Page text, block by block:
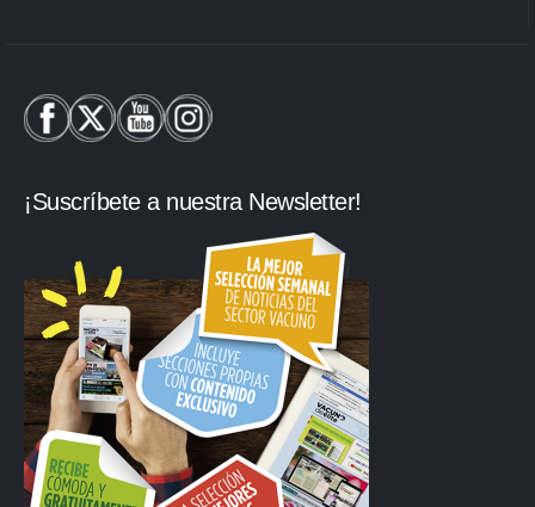
¡Suscríbete a nuestra Newsletter!